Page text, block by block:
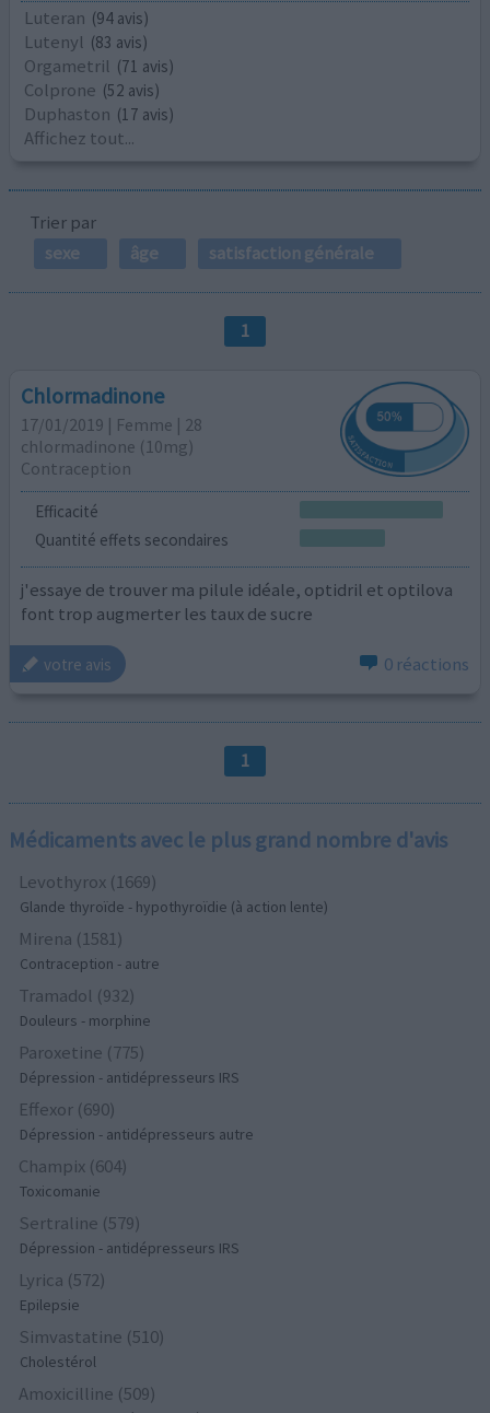
Luteran (94 avis)
Lutenyl (83 avis)
Orgametril (71 avis)
Colprone (52 avis)
Duphaston (17 avis)
Affichez tout...
Trier par
sexe
âge satisfaction générale
1
Chlormadinone
17/01/2019 | Femme | 28
chlormadinone (10mg)
Contraception
Efficacité
Quantité effets secondaires
j'essaye de trouver ma pilule idéale, optidril et optilova
font trop augmerter les taux de sucre
votre avis 0 réactions
1
Médicaments avec le plus grand nombre d'avis
Levothyrox (1669)
Glande thyroïde - hypothyroïdie (à action lente)
Mirena (1581)
Contraception - autre
Tramadol (932)
Douleurs - morphine
Paroxetine (775)
Dépression - antidépresseurs IRS
Effexor (690)
Dépression - antidépresseurs autre
Champix (604)
Toxicomanie
Sertraline (579)
Dépression - antidépresseurs IRS
Lyrica (572)
Epilepsie
Simvastatine (510)
Cholestérol
Amoxicilline (509)